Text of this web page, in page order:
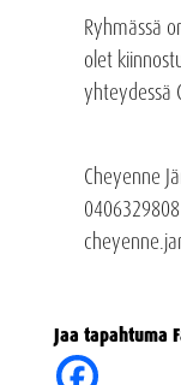
Ryhmässä
olet
yhteydessä
Cheyenne
Jaa tapahtuma